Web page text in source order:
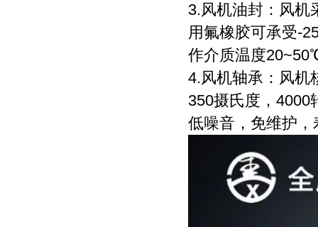
3.风机油封：风机
用氟橡胶可承受-
作介质温度
4.风机轴承：风机
350摄氏度，4000
低噪音，免维护